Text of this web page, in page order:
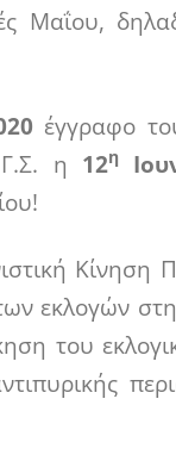
Μαΐου,
έγγραφο
η 12η
εκλογών
του